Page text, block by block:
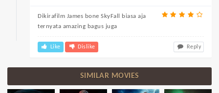
Dikirafilm James bone SkyFall biasa aja
ternyata amazing bagus juga
Like Dislike Reply
SIMILAR MOVIES